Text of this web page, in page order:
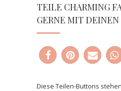
TEILE CHARMING
GERNE MIT
Diese Teilen-Buttons